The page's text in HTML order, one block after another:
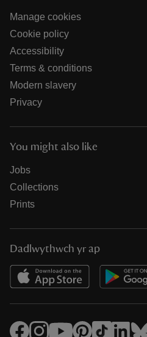
Manage cookies
Cookie policy
Accessibility
Terms & conditions
Modern slavery
Privacy
You might also like
Jobs
Collections
Prints
Dadlwythwch yr ap